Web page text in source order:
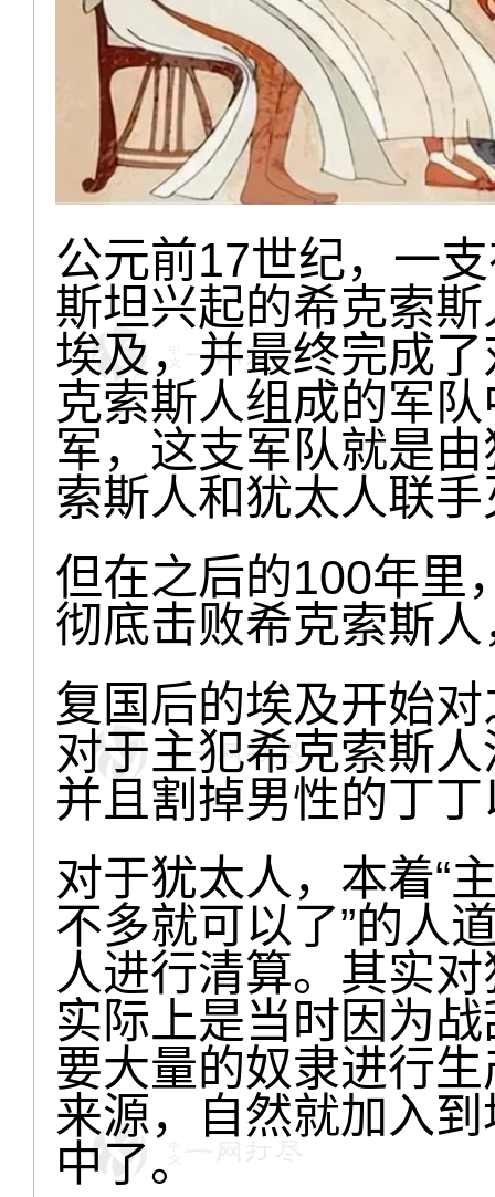
公元前17世纪，一
斯坦兴起的希克索
埃及，并最终完成
克索斯人组成的军
军，这支军队就是
索斯人和犹太人联
但在之后的100年里
彻底击败希克索斯
复国后的埃及开始
对于主犯希克索斯
并且割掉男性的丁
对于犹太人，本着“
不多就可以了”的人
人进行清算。其实
实际上是当时因为
要大量的奴隶进行
来源，自然就加入
中了。